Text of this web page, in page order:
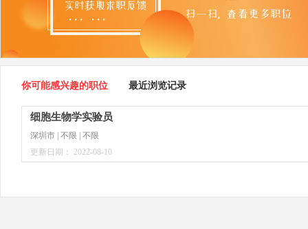
你可能感兴趣的职位 最近浏览记录
细胞生物学实验员
深圳市 | 不限 | 不限
更新日期： 2022-08-10